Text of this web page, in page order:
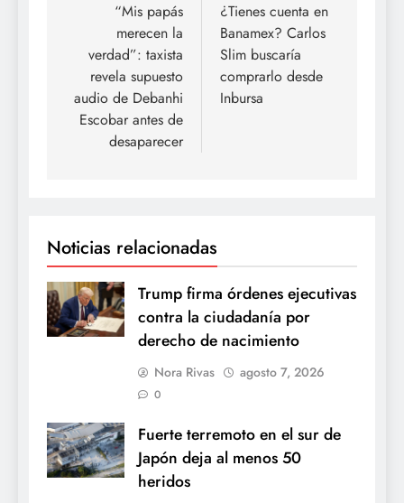
entradas
“Mis papás
merecen la
verdad”: taxista
revela supuesto
audio de Debanhi
Escobar antes de
desaparecer
¿Tienes cuenta en
Banamex? Carlos
Slim buscaría
comprarlo desde
Inbursa
Noticias relacionadas
Trump firma órdenes ejecutivas
contra la ciudadanía por
derecho de nacimiento
Nora Rivas agosto 7, 2026
0
Fuerte terremoto en el sur de
Japón deja al menos 50
heridos